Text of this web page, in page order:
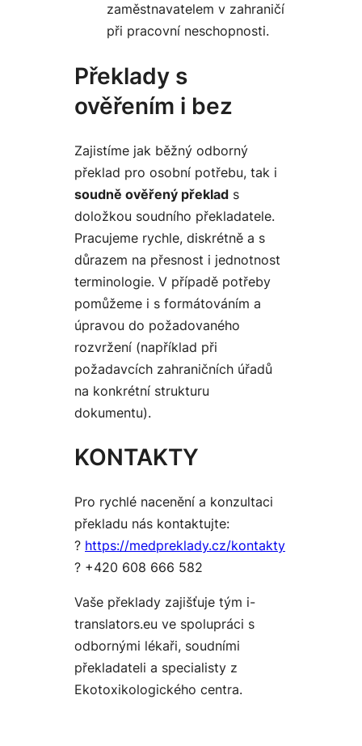
zaměstnavatelem v zahraničí
při pracovní neschopnosti.
Překlady s
ověřením i bez
Zajistíme jak běžný odborný
překlad pro osobní potřebu, tak i
soudně ověřený překlad s
doložkou soudního překladatele.
Pracujeme rychle, diskrétně a s
důrazem na přesnost i jednotnost
terminologie. V případě potřeby
pomůžeme i s formátováním a
úpravou do požadovaného
rozvržení (například při
požadavcích zahraničních úřadů
na konkrétní strukturu
dokumentu).
KONTAKTY
Pro rychlé nacenění a konzultaci
překladu nás kontaktujte:
? https://medpreklady.cz/kontakty
? +420 608 666 582
Vaše překlady zajišťuje tým i-
translators.eu ve spolupráci s
odbornými lékaři, soudními
překladateli a specialisty z
Ekotoxikologického centra.